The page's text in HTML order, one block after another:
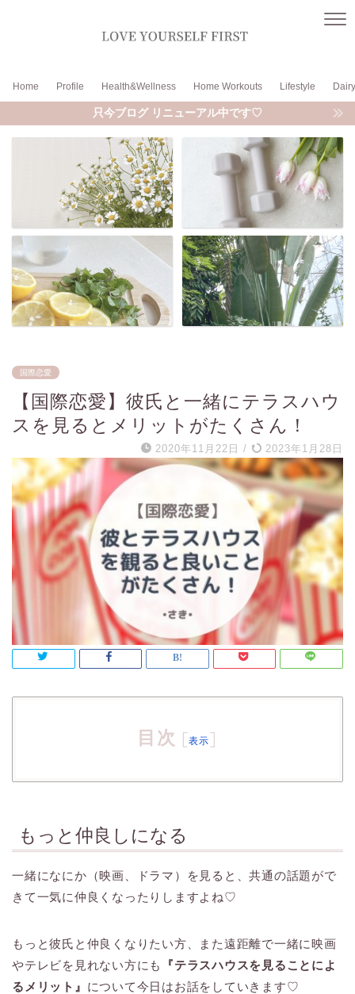
Home Profile Health&Wellness Home Workouts Lifestyle Dairy
只今ブログ リニューアル中です♡
国際恋愛
【国際恋愛】彼氏と一緒にテラスハウ
スを見るとメリットがたくさん！
2020年11月22日 / 2023年1月28日
目次 [表示]
もっと仲良しになる
一緒になにか（映画、ドラマ）を見ると、共通の話題がで
きて一気に仲良くなったりしますよね♡
もっと彼氏と仲良くなりたい方、また遠距離で一緒に映画
やテレビを見れない方にも
『テラスハウスを見ることによ
るメリット』 について今日はお話をしていきます♡